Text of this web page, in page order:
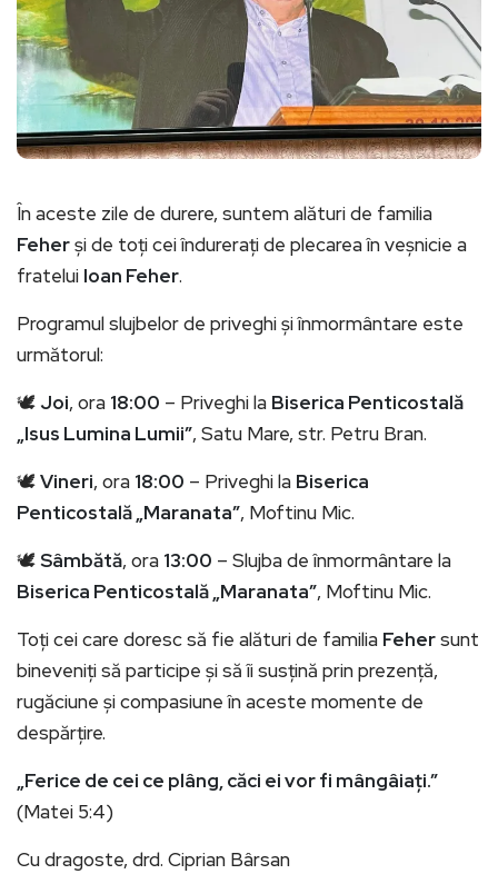
În aceste zile de durere, suntem alături de familia
Feherși de toți cei îndurerați de plecarea în veșnicie a
fratelui Ioan Feher.
Programul slujbelor de priveghi și înmormântare este
următorul:
🕊️ Joi, ora 18:00 – Priveghi la Biserica Penticostală
„Isus Lumina Lumii”, Satu Mare, str. Petru Bran.
🕊️Vineri, ora 18:00 – Priveghi la Biserica
Penticostală „Maranata”, Moftinu Mic.
🕊️Sâmbătă, ora 13:00 – Slujba de înmormântare la
Biserica Penticostală „Maranata”, Moftinu Mic.
Toți cei care doresc să fie alături de familia Fehersunt
bineveniți să participe și să îi susțină prin prezență,
rugăciune și compasiune în aceste momente de
despărțire.
„Ferice de cei ce plâng, căci ei vor fi mângâiați.”
(Matei 5:4)
Cu dragoste, drd. Ciprian Bârsan